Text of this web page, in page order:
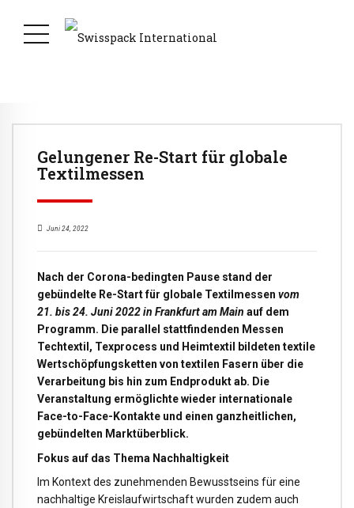
Gelungener Re-Start für globale
Textilmessen
Juni 24, 2022
Nach der Corona-bedingten Pause stand der
gebündelte Re-Start für globale Textilmessen vom
21. bis 24. Juni 2022 in Frankfurt am Main auf dem
Programm. Die parallel stattfindenden Messen
Techtextil, Texprocess und Heimtextil bildeten textile
Wertschöpfungsketten von textilen Fasern über die
Verarbeitung bis hin zum Endprodukt ab. Die
Veranstaltung ermöglichte wieder internationale
Face-to-Face-Kontakte und einen ganzheitlichen,
gebündelten Marktüberblick.
Fokus auf das Thema Nachhaltigkeit
Im Kontext des zunehmenden Bewusstseins für eine
nachhaltige Kreislaufwirtschaft wurden zudem auch